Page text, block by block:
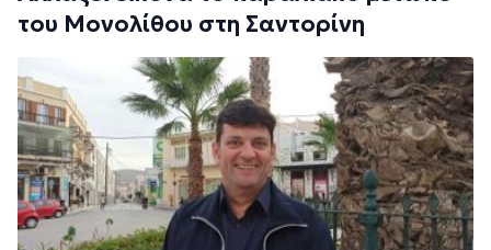
του Μονολίθου στη Σαντορίνη